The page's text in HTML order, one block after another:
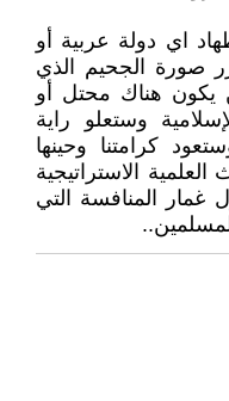
اي دولة عربية أو
صورة الجحيم الذي
يكون هناك محتل أو
وستعلو راية
كرامتنا وحينها
الاستراتيجية
غمار المنافسة التي